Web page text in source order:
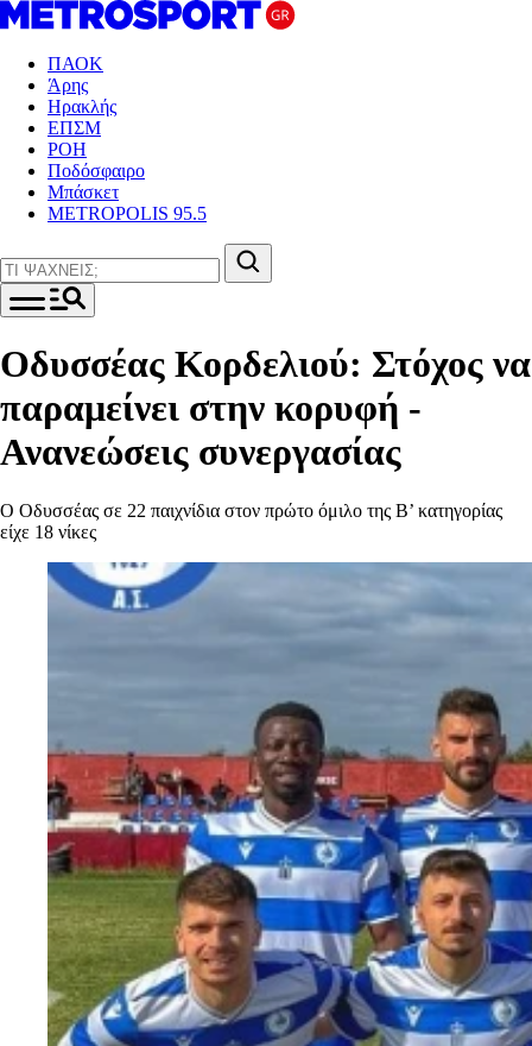
ΠΑΟΚ
Άρης
Ηρακλής
ΕΠΣΜ
ΡΟΗ
Ποδόσφαιρο
Μπάσκετ
METROPOLIS 95.5
Οδυσσέας Κορδελιού: Στόχος να
παραμείνει στην κορυφή -
Ανανεώσεις συνεργασίας
Ο Οδυσσέας σε 22 παιχνίδια στον πρώτο όμιλο της Β’ κατηγορίας
είχε 18 νίκες